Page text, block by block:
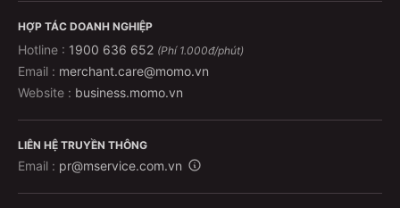
HỢP TÁC DOANH NGHIỆP
Hotline : 1900 636 652 (Phí 1.000đ/phút)
Email : merchant.care@momo.vn
Website : business.momo.vn
LIÊN HỆ TRUYỀN THÔNG
Email : pr@mservice.com.vn